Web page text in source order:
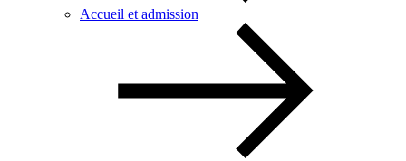
Accueil et admission